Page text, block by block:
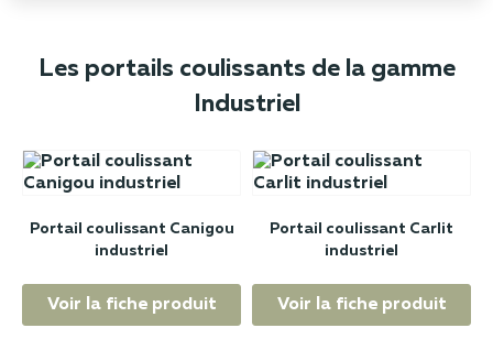
Les portails coulissants de la gamme
Industriel
Portail coulissant Canigou
industriel
Voir la fiche produit
Portail coulissant Carlit
industriel
Voir la fiche produit